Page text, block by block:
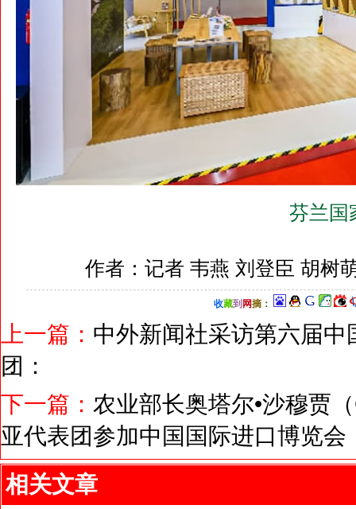
芬兰国
作者：记者 韦燕 刘登臣 胡
收藏到 网摘：
上一篇： 中外新闻社采访第六届
团：
下一篇： 农业部长奥塔尔•沙穆贾
亚代表团参加中国国际进口博览会
相关文章